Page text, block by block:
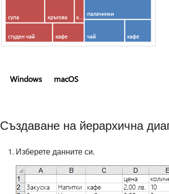
Windows macOS
Създаване на йерархична
Изберете данните си.